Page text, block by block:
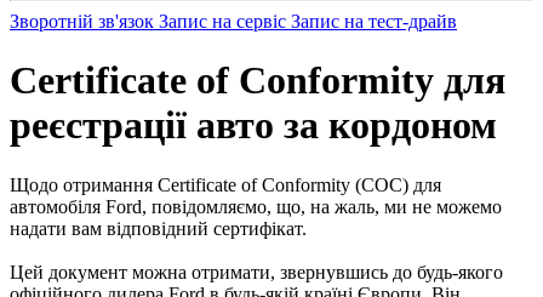
Зворотній зв'язок Запис на сервіс Запис на тест-драйв
Certificate of Conformity для
реєстрації авто за кордоном
Щодо отримання Certificate of Conformity (COC) для
автомобіля Ford, повідомляємо, що, на жаль, ми не можемо
надати вам відповідний сертифікат.
Цей документ можна отримати, звернувшись до будь-якого